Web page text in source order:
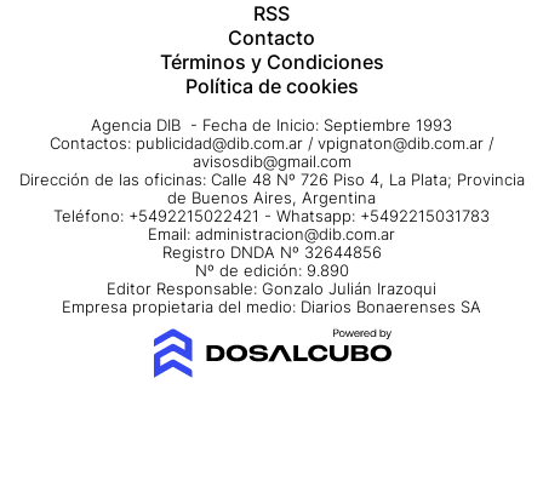
RSS
Contacto
Términos y Condiciones
Política de cookies
Agencia DIB - Fecha de Inicio: Septiembre 1993
Contactos: publicidad@dib.com.ar / vpignaton@dib.com.ar /
avisosdib@gmail.com
Dirección de las oficinas: Calle 48 Nº 726 Piso 4, La Plata; Provincia
de Buenos Aires, Argentina
Teléfono: +5492215022421 - Whatsapp: +5492215031783
Email: administracion@dib.com.ar
Registro DNDA Nº 32644856
Nº de edición: 9.890
Editor Responsable: Gonzalo Julián Irazoqui
Empresa propietaria del medio: Diarios Bonaerenses SA